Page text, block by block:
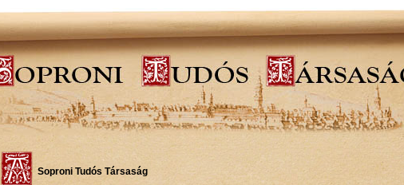
Soproni Tudós Társaság